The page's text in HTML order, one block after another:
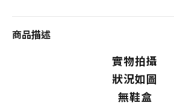
商品描述
實物拍攝
狀況如圖
無鞋盒